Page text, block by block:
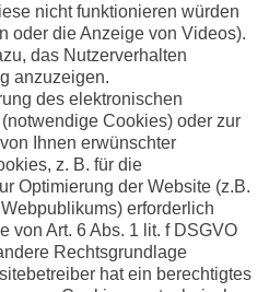
nicht funktionieren würden
oder die Anzeige von Videos).
das Nutzerverhalten
anzuzeigen.
des elektronischen
Cookies) oder zur
Ihnen erwünschter
z. B. für die
Optimierung der Website (z.B.
erforderlich
von Art. 6 Abs. 1 lit. f DSGVO
Rechtsgrundlage
hat ein berechtigtes